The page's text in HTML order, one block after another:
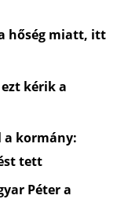
hőség miatt, itt
kérik a
a kormány:
tett
Péter a